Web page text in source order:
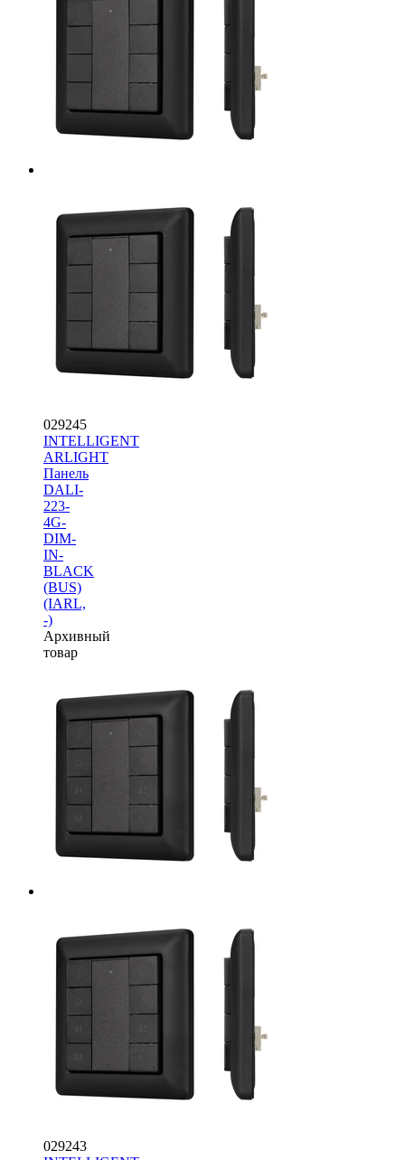
029245
INTELLIGENT
ARLIGHT
Панель
DALI-
223-
4G-
DIM-
IN-
BLACK
(BUS)
(IARL,
-)
Архивный
товар
029243